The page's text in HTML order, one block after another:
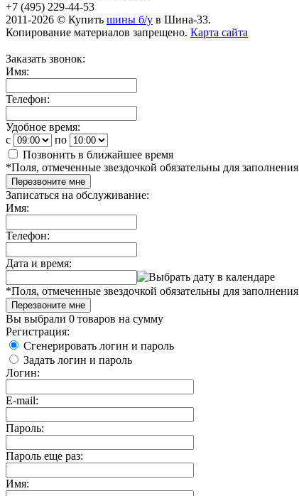
+7 (495) 229-44-53
2011-2026 © Купить шины б/у в Шина-33.
Копирование материалов запрещено. Карта сайта
Заказать звонок:
Имя:
Телефон:
Удобное время:
c
по
Позвонить в ближайшее время
*Поля, отмеченные звездочкой обязательны для заполнения
Перезвоните мне
Записаться на обслуживание:
Имя:
Телефон:
Дата и время:
*Поля, отмеченные звездочкой обязательны для заполнения
Перезвоните мне
Вы выбрали 0 товаров на сумму
Регистрация:
Сгенерировать логин и пароль
Задать логин и пароль
Логин:
E-mail:
Пароль:
Пароль еще раз:
Имя: